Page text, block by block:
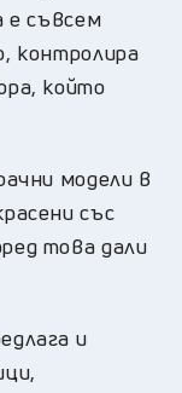
е съвсем
контролира
който
модели в
със
това дали
и